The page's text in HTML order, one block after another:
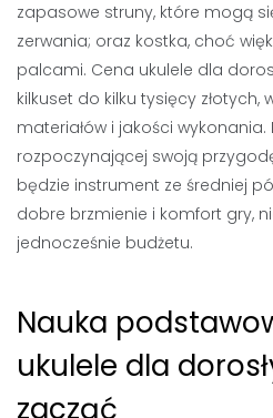
zapasowe struny, które mogą
zerwania; oraz kostka, choć
palcami. Cena ukulele dla
kilkuset do kilku tysięcy złotych,
materiałów i jakości
rozpoczynającej swoją
będzie instrument ze średniej
dobre brzmienie i komfort gry,
jednocześnie budżetu.
Nauka
ukulele dla
zacząć